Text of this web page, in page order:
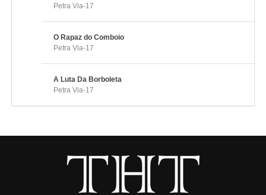
Petra Via-17
O Rapaz do Comboio
Petra Via-17
A Luta Da Borboleta
Petra Via-17